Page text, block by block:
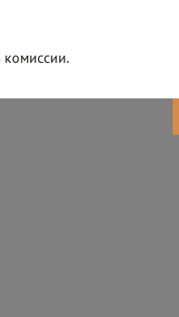
комиссии.